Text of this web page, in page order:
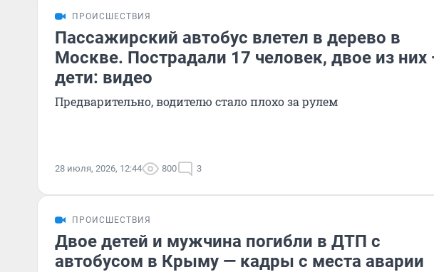
ПРОИСШЕСТВИЯ
Пассажирский автобус влетел в дерево в
Москве. Пострадали 17 человек, двое из них
дети: видео
Предварительно, водителю стало плохо за рулем
28 июля, 2026, 12:44 800 3
ПРОИСШЕСТВИЯ
Двое детей и мужчина погибли в ДТП с
автобусом в Крыму — кадры с места аварии